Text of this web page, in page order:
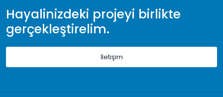
Hayalinizdeki projeyi birlikte
gerçekleştirelim.
İletişim